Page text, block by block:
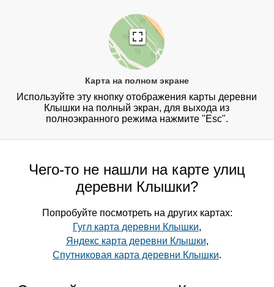
Карта на полном экране
Используйте эту кнопку отображения карты деревни
Клышки на полный экран, для выхода из
полноэкранного режима нажмите "Esc".
Чего-то не нашли на карте улиц
деревни Клышки?
Попробуйте посмотреть на других картах:
Гугл карта деревни Клышки,
Яндекс карта деревни Клышки,
Спутниковая карта деревни Клышки.